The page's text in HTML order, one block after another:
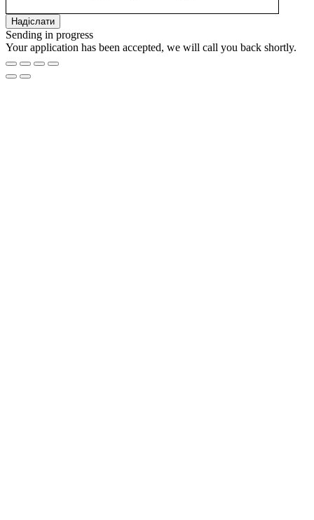
Sending in progress
Your application has been accepted, we will call you back shortly.